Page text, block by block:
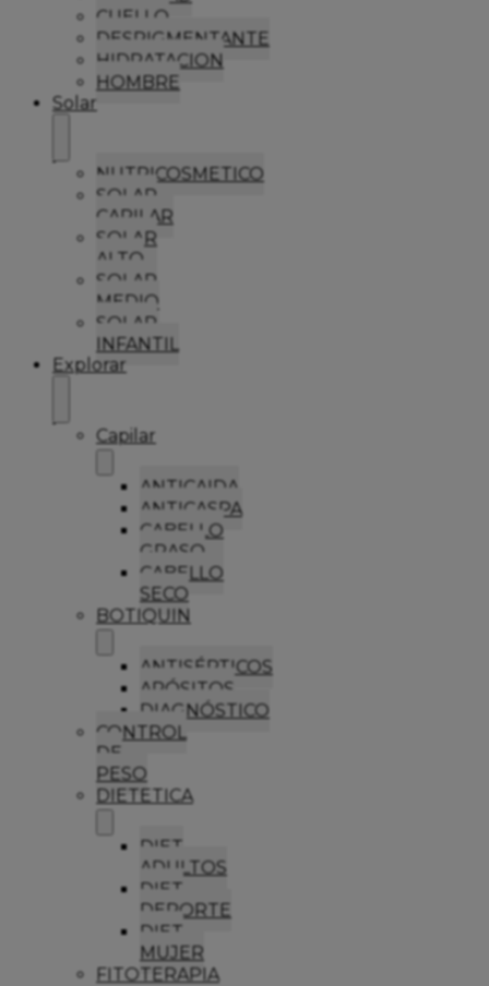
CUELLO
DESPIGMENTANTE
HIDRATACION
HOMBRE
Solar
NUTRICOSMETICO
SOLAR
CAPILAR
SOLAR
ALTO
SOLAR
MEDIO
SOLAR
INFANTIL
Explorar
Capilar
ANTICAIDA
ANTICASPA
CABELLO
GRASO
CABELLO
SECO
BOTIQUIN
ANTISÉPTICOS
APÓSITOS
DIAGNÓSTICO
CONTROL
DE
PESO
DIETETICA
DIET
ADULTOS
DIET
DEPORTE
DIET
MUJER
FITOTERAPIA